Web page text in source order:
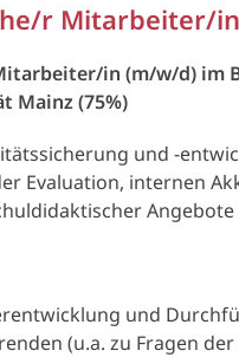
r Mitarbeiter/
in (m/w/d) im
Mainz (75%)
und -
Evaluation, internen
und
(u.a. zu Fragen